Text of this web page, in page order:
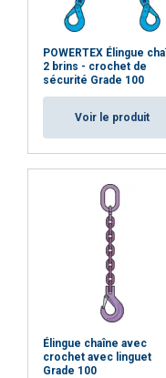
POWERTEX Élingue
2 brins - crochet de
sécurité Grade 100
Voir le produit
Élingue chaîne avec
crochet avec linguet
Grade 100
peuvent les
informations
qu"ils ont
leurs services.
Strictement
nécessaires
Fonctionnalité